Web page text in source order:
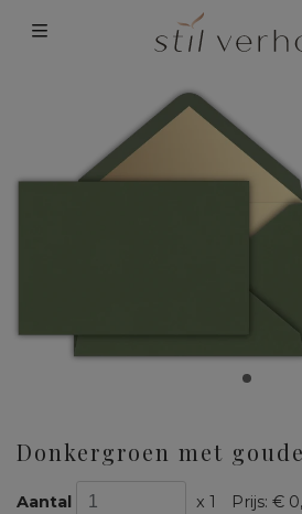
Donkergroen met
Aantal x 1 Prijs: €